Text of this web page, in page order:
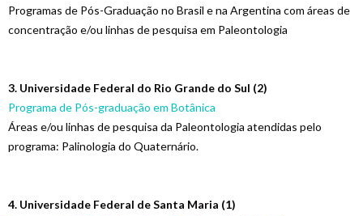
Programas de Pós-Graduação no Brasil e na Argentina com áreas de
concentração e/ou linhas de pesquisa em Paleontologia
3. Universidade Federal do Rio Grande do Sul (2)
Programa de Pós-graduação em Botânica
Áreas e/ou linhas de pesquisa da Paleontologia atendidas pelo
programa: Palinologia do Quaternário.
4. Universidade Federal de Santa Maria (1)